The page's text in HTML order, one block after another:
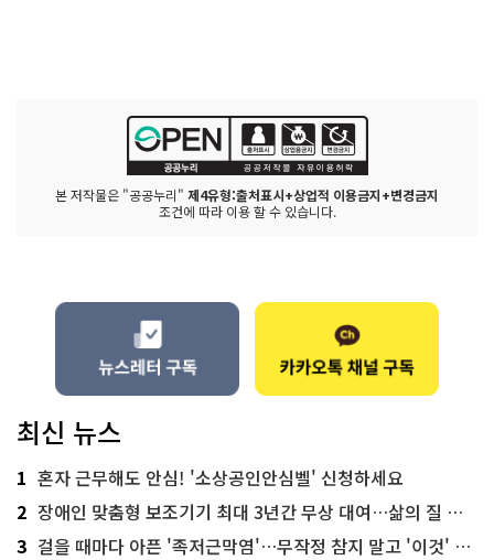
본 저작물은 "공공누리" 제4유형:출처표시+상업적 이용금지+변경금지
조건에 따라 이용 할 수 있습니다.
최신 뉴스
1 혼자 근무해도 안심! '소상공인안심벨' 신청하세요
2 장애인 맞춤형 보조기기 최대 3년간 무상 대여…삶의 질 높인다
3 걸을 때마다 아픈 '족저근막염'…무작정 참지 말고 '이것' 해보세요!